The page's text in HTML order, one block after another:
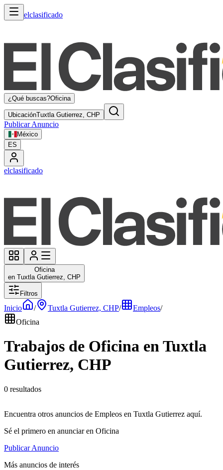
elclasificado
¿Qué buscas?Oficina
UbicaciónTuxtla Gutierrez, CHP
Publicar Anuncio
México
ES
elclasificado
Oficina
en Tuxtla Gutierrez, CHP
Filtros
Inicio / Tuxtla Gutierrez, CHP/ Empleos/
Oficina
Trabajos de Oficina en Tuxtla
Gutierrez, CHP
0 resultados
Encuentra otros anuncios de Empleos en Tuxtla Gutierrez aquí.
Sé el primero en anunciar en Oficina
Publicar Anuncio
Más anuncios de interés